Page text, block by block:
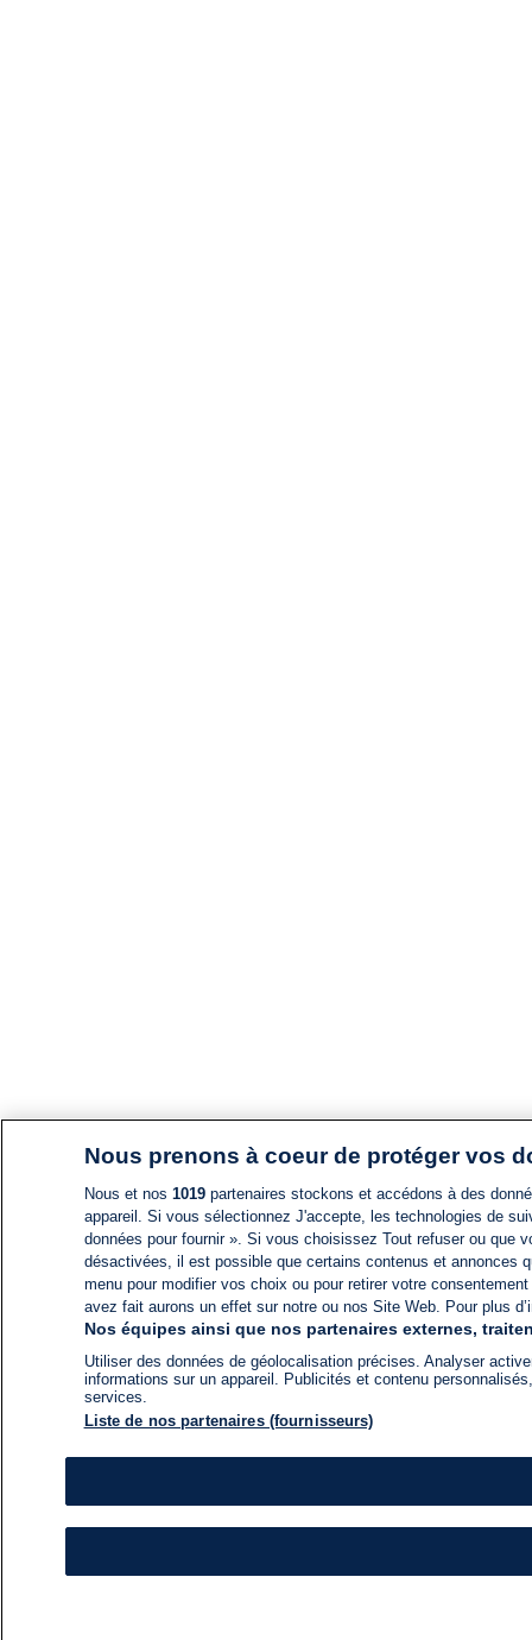
Nous prenons à coeur de protéger vos
Nous et nos 1019partenaires stockons et accédons à des
appareil. Si vous sélectionnez J'accepte, les technologies de
données pour fournir ». Si vous choisissez Tout refuser ou
désactivées, il est possible que certains contenus et annonces
menu pour modifier vos choix ou pour retirer votre
avez fait aurons un effet sur notre ou nos Site Web. Pour plus
Nos équipes ainsi que nos partenaires externes,
Utiliser des données de géolocalisation précises. Analyser
informations sur un appareil. Publicités et contenu
services.
Liste de nos partenaires (fournisseurs)